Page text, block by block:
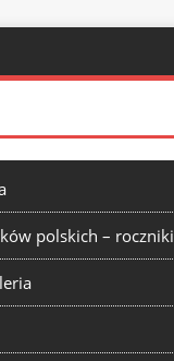
polskich – roczniki